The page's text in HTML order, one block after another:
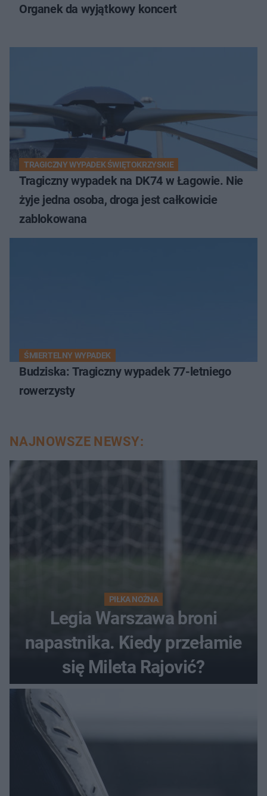
Organek da wyjątkowy koncert
TRAGICZNY WYPADEK ŚWIĘTOKRZYSKIE
Tragiczny wypadek na DK74 w Łagowie. Nie
żyje jedna osoba, droga jest całkowicie
zablokowana
ŚMIERTELNY WYPADEK
Budziska: Tragiczny wypadek 77-letniego
rowerzysty
NAJNOWSZE NEWSY:
PIŁKA NOŻNA
Legia Warszawa broni
napastnika. Kiedy przełamie
się Mileta Rajović?